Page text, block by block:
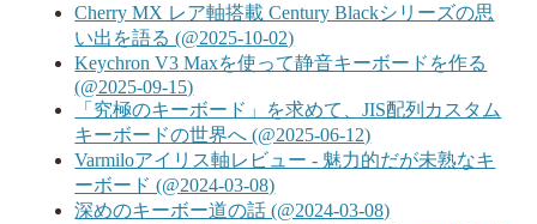
Cherry MX レア軸搭載 Century Blackシリーズの思
い出を語る (@2025-10-02)
Keychron V3 Maxを使って静音キーボードを作る
(@2025-09-15)
「究極のキーボード」を求めて、JIS配列カスタム
キーボードの世界へ (@2025-06-12)
Varmiloアイリス軸レビュー - 魅力的だが未熟なキ
ーボード (@2024-03-08)
深めのキーボー道の話 (@2024-03-08)